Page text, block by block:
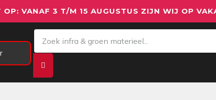
OP: VANAF 3 T/M 15 AUGUSTUS ZIJN WIJ OP